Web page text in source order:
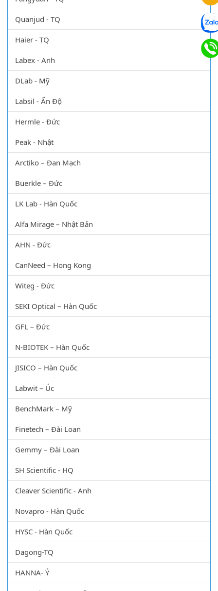
Quanjud - TQ
Haier - TQ
Labex - Anh
DLab - Mỹ
Labsil - Ấn Độ
Hermle - Đức
Peak - Nhật
Arctiko – Đan Mạch
Buerkle – Đức
LK Lab - Hàn Quốc
Alfa Mirage – Nhật Bản
AHN - Đức
CanNeed – Hong Kong
Witeg - Đức
SEKI Optical – Hàn Quốc
GFL – Đức
N-BIOTEK – Hàn Quốc
JISICO – Hàn Quốc
Labwit – Úc
BenchMark – Mỹ
Finetech – Đài Loan
Gemmy – Đài Loan
SH Scientific - HQ
Cleaver Scientific - Anh
Novapro - Hàn Quốc
HYSC - Hàn Quốc
Dagong-TQ
HANNA- Ý